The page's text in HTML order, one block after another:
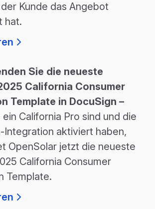
Kunde das Angebot
hat.
Sie die neueste
California Consumer
Template in DocuSign –
ein California Pro sind und die
Integration aktiviert haben,
OpenSolar jetzt die neueste
California Consumer
Template.